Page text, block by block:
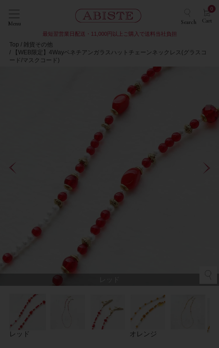
Menu Search Cart
0
最短翌営業日配送・11,000円以上ご購入で送料当社負担
Top
雑貨その他
【WEB限定】4Wayベネチアンガラスハットチェーンネックレス(グラスコ
ード/マスクコード)
レッド オレンジ